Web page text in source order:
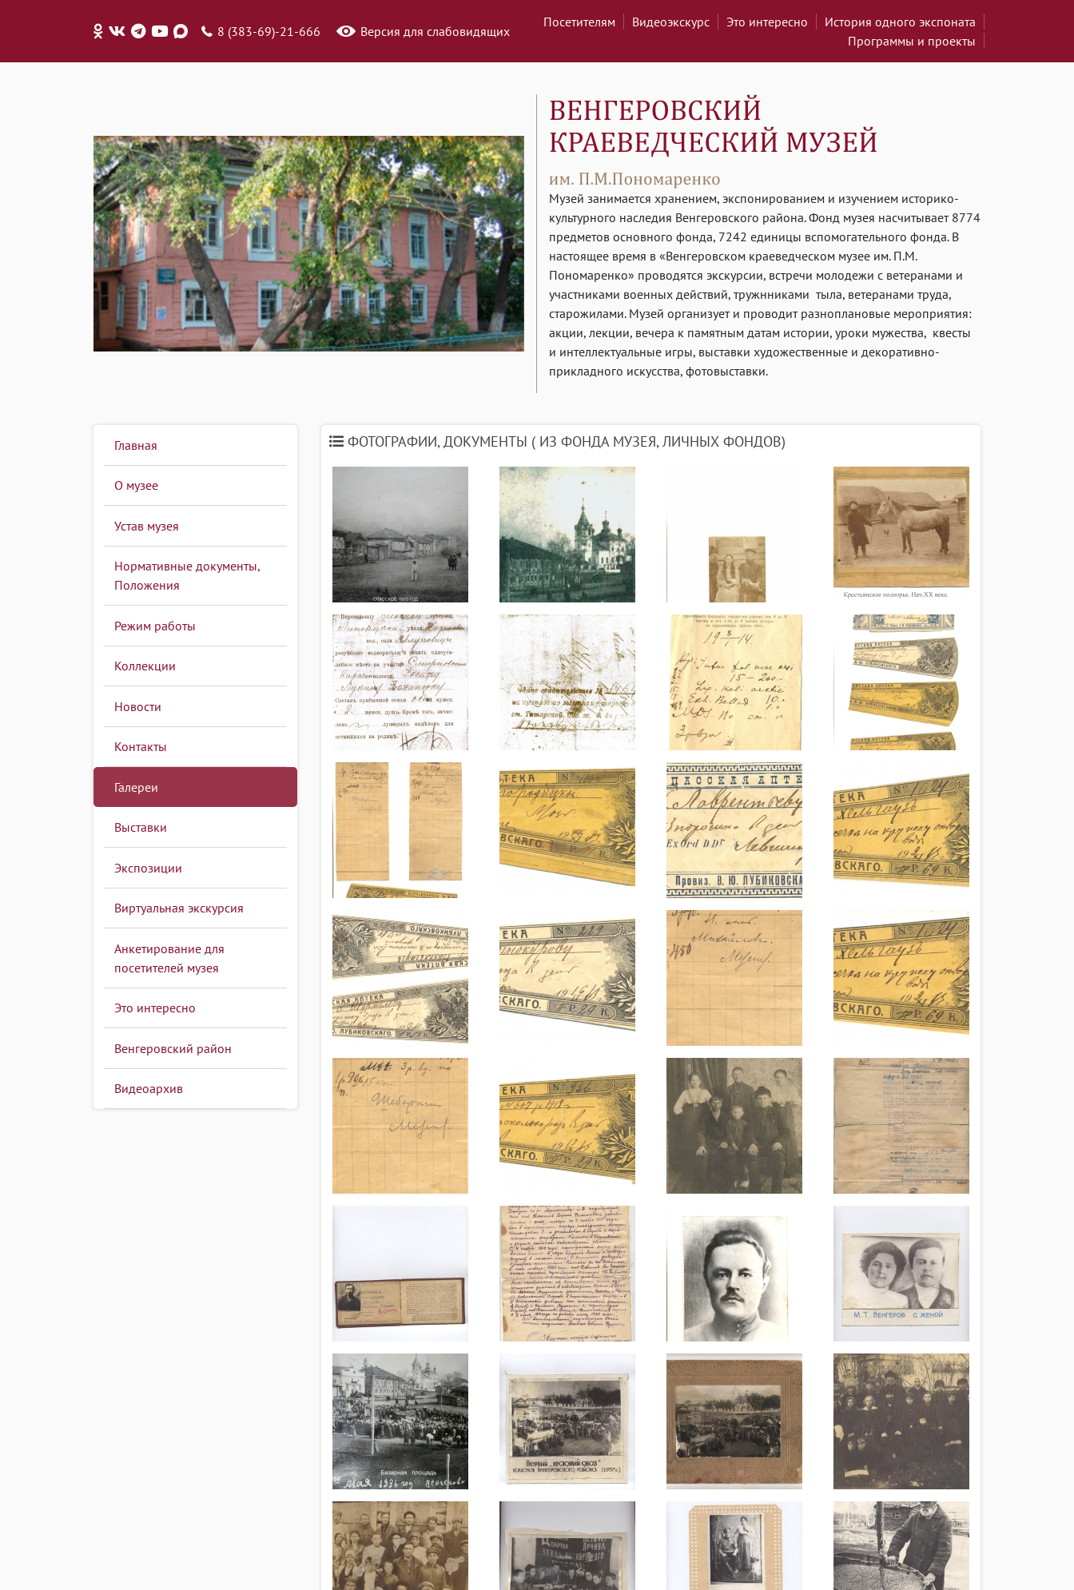
8 (383-69)-21-666 Версия для слабовидящих
Посетителям Видеоэкскурс Это интересно
История одного экспоната
Программы и проекты
Музей занимается хранением, экспонированием и изучением историко-
культурного наследия Венгеровского района. Фонд музея насчитывает 8774
предметов основного фонда, 7242 единицы вспомогательного фонда. В
настоящее время в «Венгеровском краеведческом музее им. П.М.
Пономаренко» проводятся экскурсии, встречи молодежи с ветеранами и
участниками военных действий, тружнниками тыла, ветеранами труда,
старожилами. Музей организует и проводит разноплановые мероприятия:
акции, лекции, вечера к памятным датам истории, уроки мужества, квесты
и интеллектуальные игры, выставки художественные и декоративно-
прикладного искусства, фотовыставки.
Главная
О музее
Устав музея
Нормативные документы,
Положения
Режим работы
Коллекции
Новости
Контакты
Галереи
Выставки
Экспозиции
Виртуальная экскурсия
Анкетирование для
посетителей музея
Это интересно
Венгеровский район
Видеоархив
ФОТОГРАФИИ, ДОКУМЕНТЫ ( ИЗ ФОНДА МУЗЕЯ, ЛИЧНЫХ ФОНДОВ)